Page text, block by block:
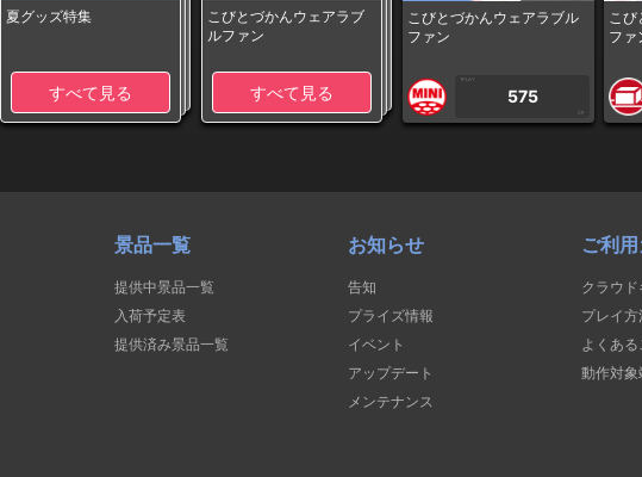
夏グッズ特集
すべて見る
こびとづかんウェアラブ
ルファン
すべて見る
こびとづかんウェアラブル
ファン
1PLAY
575
CP
こび
ファ
景品一覧
提供中景品一覧
入荷予定表
提供済み景品一覧
お知らせ
告知
プライズ情報
イベント
アップデート
メンテナンス
ご利
クラウ
プレイ方
よくあ
動作対象